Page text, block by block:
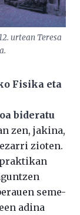
urtean Teresa
Fisika eta
bideratu
zen, jakina,
zioten.
praktikan
seme-
adina